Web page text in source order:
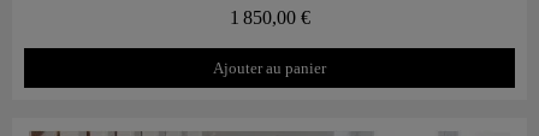
1 850,00 €
Ajouter au panier